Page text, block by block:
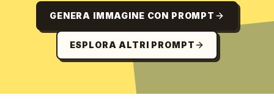
GENERA IMMAGINE CON PROMPT
ESPLORA ALTRI PROMPT